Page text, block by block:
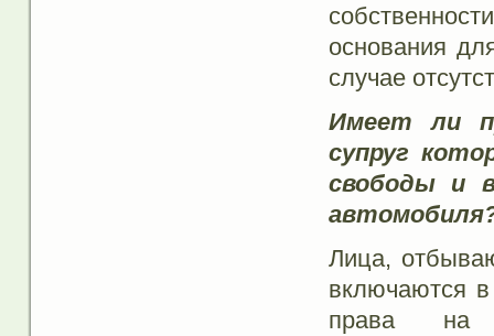
основания
случае
Имеет ли
супруг
свободы и
Лица,
включаются
права на